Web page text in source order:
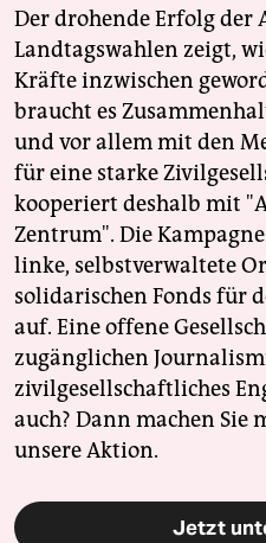
Der drohende Erfolg der
Landtagswahlen zeigt,
Kräfte inzwischen
braucht es
und vor allem mit den
für eine starke
kooperiert deshalb mit
Zentrum". Die
linke, selbstverwaltete
solidarischen Fonds für
auf. Eine offene
zugänglichen
zivilgesellschaftliches
auch? Dann machen Sie
unsere Aktion.
Jetzt